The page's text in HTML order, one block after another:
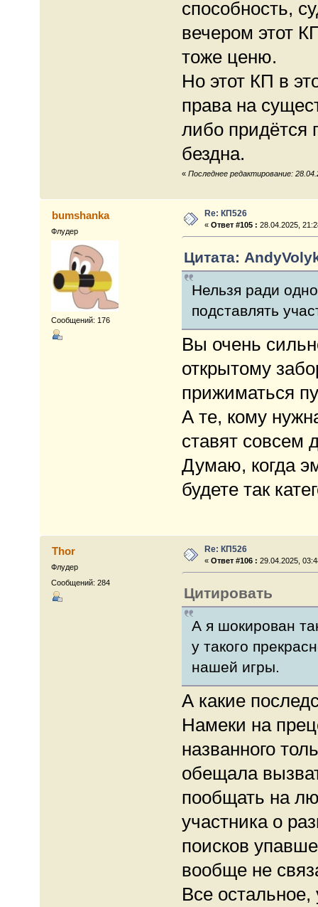
способность,
вечером этот
тоже ценю.
Но этот КП в
права на
либо придётся
бездна.
« Последнее редактирование:
bumshanka
Флудер
Сообщений: 176
Re: КП526
«Ответ #105 : 28.04.2025,
Цитата:
Нельзя ради
подставлять
Вы очень
открытому
прижиматься
А те, кому
ставят совсем
Думаю, когда
будете так
Thor
Флудер
Сообщений: 284
Re: КП526
«Ответ #106 : 29.04.2025,
Цитировать
А я шокирован
у такого
нашей игры.
А какие
Намеки на
названного
обещала
пообщать на
участника о
поисков
вообще не
Все остальное,